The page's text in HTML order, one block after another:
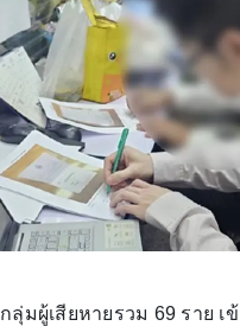
มผู้เสียหายรวม 69 ราย